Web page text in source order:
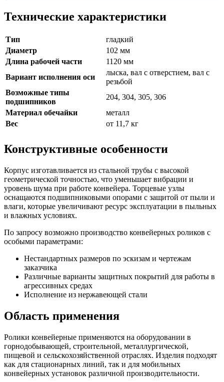
Технические характеристики
Тип
гладкий
Диаметр
102 мм
Длина рабочей части
1120 мм
Вариант исполнения оси
лыска, вал с отверстием, вал с
резьбой
Возможные типы
подшипников
204, 304, 305, 306
Материал обечайки
металл
Вес
от 11,7 кг
Конструктивные особенности
Корпус изготавливается из стальной трубы с высокой
геометрической точностью, что уменьшает вибрации и
уровень шума при работе конвейера. Торцевые узлы
оснащаются подшипниковыми опорами с защитой от пыли и
влаги, которые увеличивают ресурс эксплуатации в пыльных
и влажных условиях.
По запросу возможно производство конвейерных роликов с
особыми параметрами:
Нестандартных размеров по эскизам и чертежам
заказчика
Различные варианты защитных покрытий для работы в
агрессивных средах
Исполнение из нержавеющей стали
Область применения
Ролики конвейерные применяются на оборудовании в
горнодобывающей, строительной, металлургической,
пищевой и сельскохозяйственной отраслях. Изделия подходят
как для стационарных линий, так и для мобильных
конвейерных установок различной производительности.